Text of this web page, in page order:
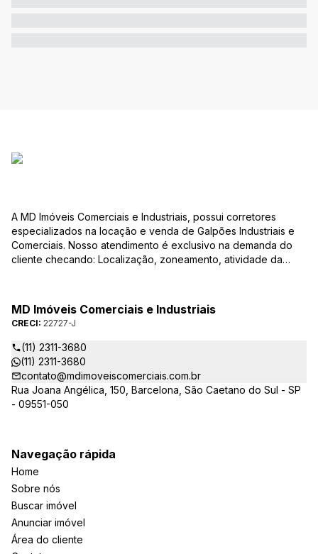
A MD Imóveis Comerciais e Industriais, possui corretores
especializados na locação e venda de Galpões Industriais e
Comerciais. Nosso atendimento é exclusivo na demanda do
cliente checando: Localização, zoneamento, atividade da
atender de verdade a sua necessidade!
MD Imóveis Comerciais e Industriais
CRECI: 22727-J
(11) 2311-3680
(11) 2311-3680
contato@mdimoveiscomerciais.com.br
Rua Joana Angélica, 150, Barcelona, São Caetano do Sul - SP
- 09551-050
Navegação rápida
Home
Sobre nós
Buscar imóvel
Anunciar imóvel
Área do cliente